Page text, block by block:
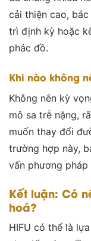
cải thiện cao,
trì định kỳ hoặc
phác đồ.
Khi nào không
Không nên kỳ
mô sa trễ nặng,
muốn thay đổi
trường hợp này,
vấn phương
Kết luận: Có
hoá?
HIFU có thể là